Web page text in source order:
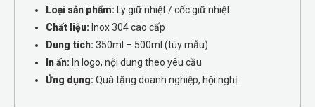
Loại sản phẩm: Ly giữ nhiệt / cốc giữ nhiệt
Chất liệu: Inox 304 cao cấp
Dung tích: 350ml – 500ml (tùy mẫu)
In ấn: In logo, nội dung theo yêu cầu
Ứng dụng: Quà tặng doanh nghiệp, hội nghị